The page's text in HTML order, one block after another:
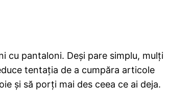
cu pantaloni. Deși pare simplu, mulți
tentația de a cumpăra articole
și să porți mai des ceea ce ai deja.